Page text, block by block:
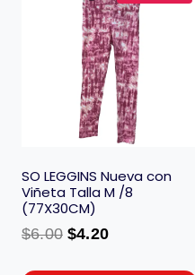
SO LEGGINS Nueva con
Viñeta Talla M /8
(77X30CM)
$6.00 $4.20